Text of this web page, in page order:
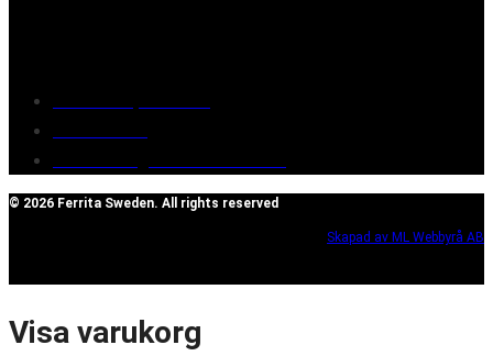
© 2026 Ferrita Sweden. All rights reserved
Skapad av ML Webbyrå AB
Visa varukorg